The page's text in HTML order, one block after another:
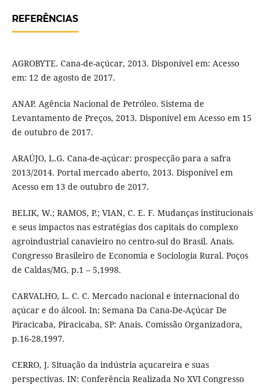
REFERÊNCIAS
AGROBYTE. Cana-de-açúcar, 2013. Disponível em: Acesso
em: 12 de agosto de 2017.
ANAP. Agência Nacional de Petróleo. Sistema de
Levantamento de Preços, 2013. Disponível em Acesso em 15
de outubro de 2017.
ARAÚJO, L.G. Cana-de-açúcar: prospecção para a safra
2013/2014. Portal mercado aberto, 2013. Disponível em
Acesso em 13 de outubro de 2017.
BELIK, W.; RAMOS, P.; VIAN, C. E. F. Mudanças institucionais
e seus impactos nas estratégias dos capitais do complexo
agroindustrial canavieiro no centro-sul do Brasil. Anais.
Congresso Brasileiro de Economia e Sociologia Rural. Poços
de Caldas/MG, p.1 – 5,1998.
CARVALHO, L. C. C. Mercado nacional e internacional do
açúcar e do álcool. In: Semana Da Cana-De-Açúcar De
Piracicaba, Piracicaba, SP: Anais. Comissão Organizadora,
p.16-28,1997.
CERRO, J. Situação da indústria açucareira e suas
perspectivas. IN: Conferência Realizada No XVI Congresso